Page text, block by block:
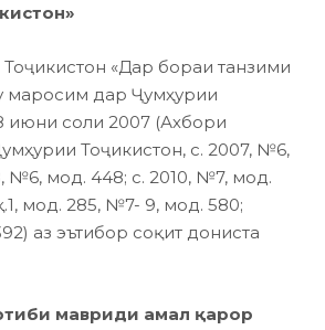
Тоҷикистон «Дар бораи танзими
маросим дар Ҷумҳурии
июни соли 2007 (Ахбори
Тоҷикистон, с. 2007, №6,
№6, мод. 448; с. 2010, №7, мод.
мод. 285, №7- 9, мод. 580;
аз эътибор соқит дониста
мавриди амал қарор